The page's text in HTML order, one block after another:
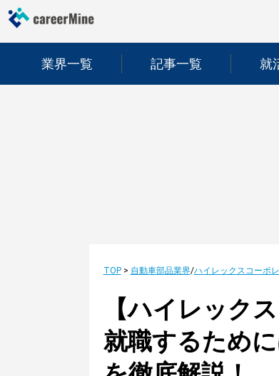
業界一覧 記事一覧 就
TOP> 自動車部品業界/ハイレックスコーポ
【ハイレック
就職するため